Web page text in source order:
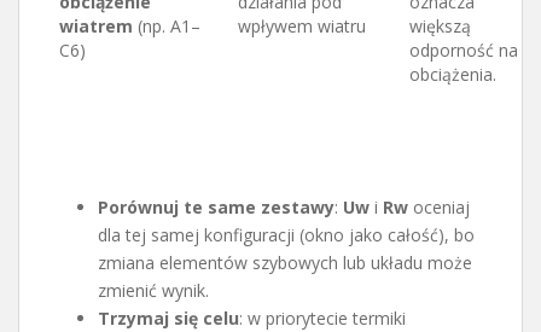
wiatrem (np. A1–
C6)
wpływem wiatru
większą
odporność na
obciążenia.
Porównuj te same zestawy: Uw i Rw oceniaj
dla tej samej konfiguracji (okno jako całość), bo
zmiana elementów szybowych lub układu może
zmienić wynik.
Trzymaj się celu: w priorytecie termiki